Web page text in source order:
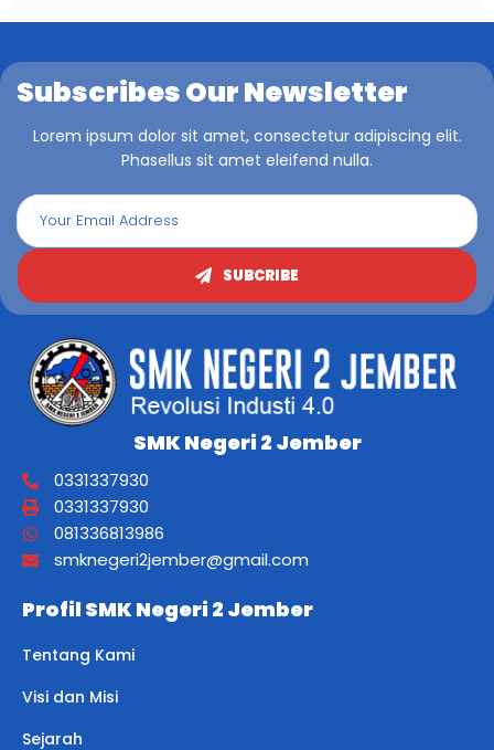
Subscribes Our Newsletter
Lorem ipsum dolor sit amet, consectetur adipiscing elit.
Phasellus sit amet eleifend nulla.
SUBCRIBE
SMK Negeri 2 Jember
0331337930
0331337930
081336813986
smknegeri2jember@gmail.com
Profil SMK Negeri 2 Jember
Tentang Kami
Visi dan Misi
Sejarah